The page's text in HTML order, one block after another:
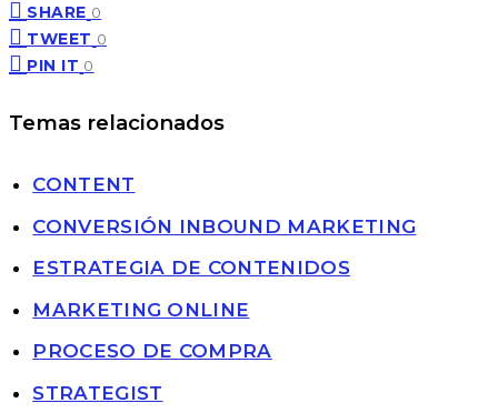
SHARE 0
TWEET 0
PIN IT 0
Temas relacionados
CONTENT
CONVERSIÓN INBOUND MARKETING
ESTRATEGIA DE CONTENIDOS
MARKETING ONLINE
PROCESO DE COMPRA
STRATEGIST